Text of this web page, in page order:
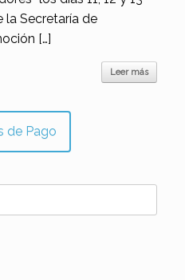
la Secretaría de
[…]
Leer más
de Pago